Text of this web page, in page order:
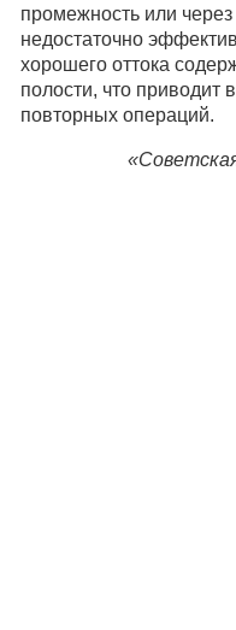
промежность или
недостаточно
хорошего оттока
полости, что приводит
повторных операций.